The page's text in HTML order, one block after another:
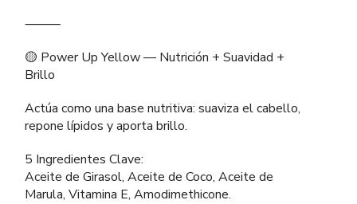
⸻
🟡 Power Up Yellow — Nutrición + Suavidad +
Brillo
Actúa como una base nutritiva: suaviza el cabello,
repone lípidos y aporta brillo.
5 Ingredientes Clave:
Aceite de Girasol, Aceite de Coco, Aceite de
Marula, Vitamina E, Amodimethicone.